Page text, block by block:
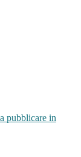
pubblicare in